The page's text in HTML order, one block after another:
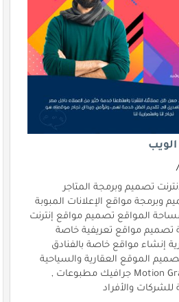
تصميم وبرمجة المتاجر
وبرمجة مواقع الإعلانات المبوبة
المواقع تصميم مواقع إنترنت
تصميم مواقع تعريفية خاصة
إنشاء مواقع خاصة بالفنادق
الموقع العقارية والسياحية
تصميم فيديوهات Motion Graphics جرافيك مطبوعات ,
والأفراد